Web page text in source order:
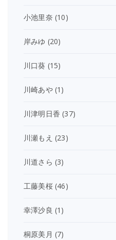
小池里奈 (10)
岸みゆ (20)
川口葵 (15)
川崎あや(1)
川津明日香 (37)
川瀬もえ (23)
川道さら (3)
工藤美桜(46)
幸澤沙良 (1)
桐原美月 (7)